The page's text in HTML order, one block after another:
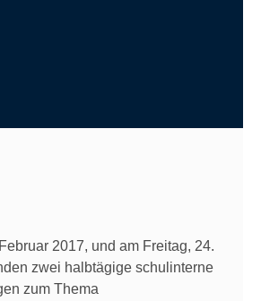
2017, und am Freitag, 24.
zwei halbtägige schulinterne
zum Thema